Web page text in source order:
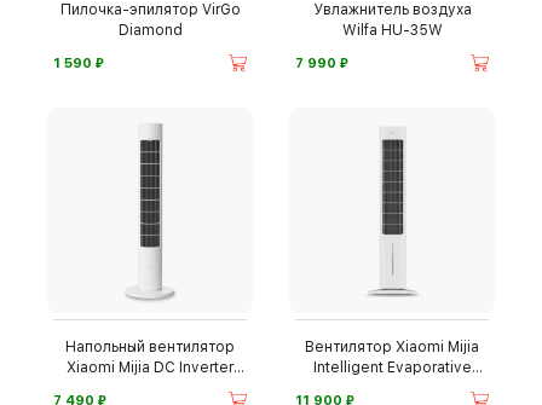
Пилочка-эпилятор VirGo
Diamond
1 590 ⃏
Увлажнитель воздуха
Wilfa HU-35W
7 990 ⃏
Напольный вентилятор
Xiaomi Mijia DC Inverter
7 490 ⃏
Вентилятор Xiaomi Mijia
Intelligent Evaporative
11 900 ⃏